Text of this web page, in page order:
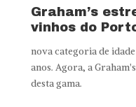
Graham’s
vinhos do
nova categoria de
anos. Agora, a
desta gama.